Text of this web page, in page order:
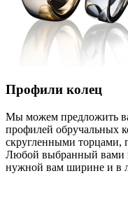
Профили колец
Мы можем предложить
профилей обручальных
скругленными торцами,
Любой выбранный вами
нужной вам ширине и в